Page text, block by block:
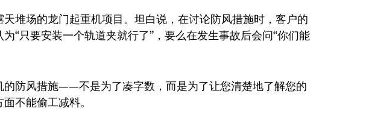
堆场的龙门起重机项目。坦白说，在讨论防风措施时，客户的
“只要安装一个轨道夹就行了”，要么在发生事故后会问“你们能
的防风措施——不是为了凑字数，而是为了让您清楚地了解您的
不能偷工减料。